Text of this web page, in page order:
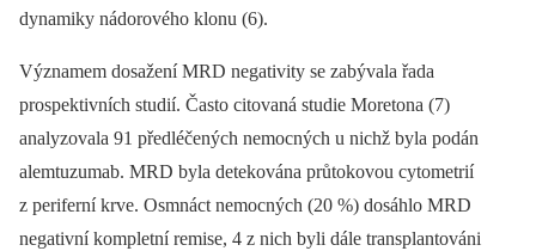
dynamiky nádorového klonu (6).
Významem dosažení MRD negativity se zabývala řada
prospektivních studií. Často citovaná studie Moretona (7)
analyzovala 91 předléčených nemocných u nichž byla podán
alemtuzumab. MRD byla detekována průtokovou cytometrií
z periferní krve. Osmnáct nemocných (20 %) dosáhlo MRD
negativní kompletní remise, 4 z nich byli dále transplantováni